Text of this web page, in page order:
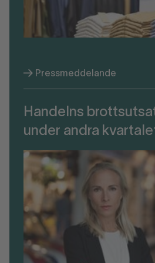
Pressmeddelande
Handelns
under andra